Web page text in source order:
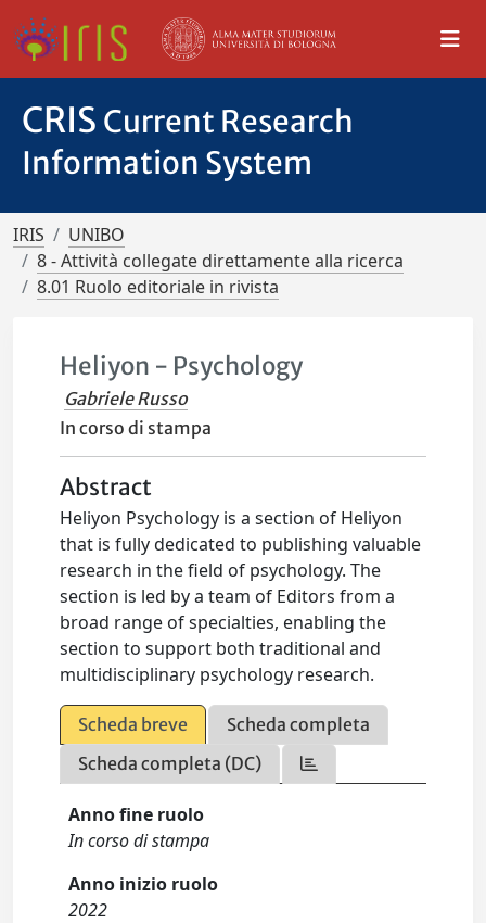
CRIS Current Research
Information System
IRIS
UNIBO
8 - Attività collegate direttamente alla ricerca
8.01 Ruolo editoriale in rivista
Heliyon - Psychology
Gabriele Russo
In corso di stampa
Abstract
Heliyon Psychology is a section of Heliyon
that is fully dedicated to publishing valuable
research in the field of psychology. The
section is led by a team of Editors from a
broad range of specialties, enabling the
section to support both traditional and
multidisciplinary psychology research.
Scheda breve
Scheda completa
Scheda completa (DC)
Anno fine ruolo
In corso di stampa
Anno inizio ruolo
2022